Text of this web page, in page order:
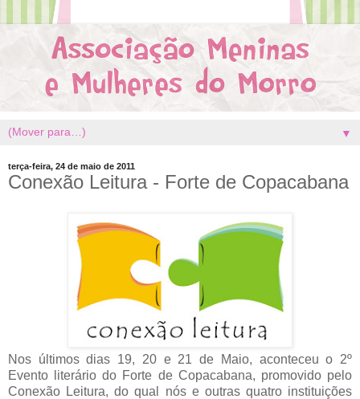
▼
terça-feira, 24 de maio de 2011
Conexão Leitura - Forte de Copacabana
Nos últimos dias 19, 20 e 21 de Maio, aconteceu o 2º
Evento literário do Forte de Copacabana, promovido pelo
Conexão Leitura, do qual nós e outras quatro instituições